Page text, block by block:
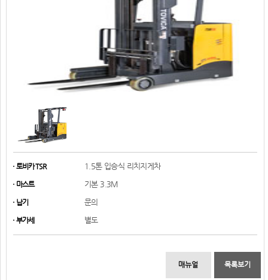
토비카 TSR 1.5톤 입승식 리치지게차
마스트 기본 3.3M
납기 문의
부가세 별도
목록보기
매뉴얼